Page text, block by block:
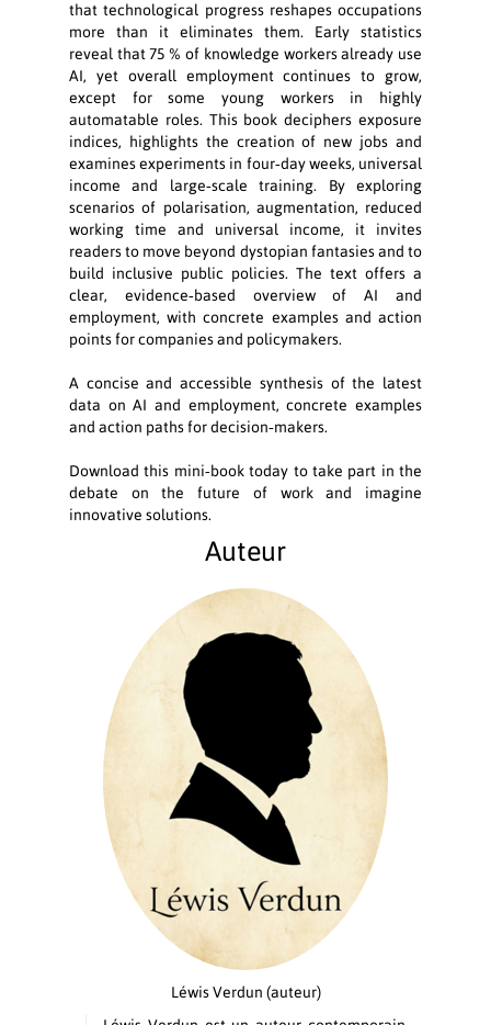
that technological progress reshapes occupations
more than it eliminates them. Early statistics
reveal that 75 % of knowledge workers already use
AI, yet overall employment continues to grow,
except for some young workers in highly
automatable roles. This book deciphers exposure
indices, highlights the creation of new jobs and
examines experiments in four‑day weeks, universal
income and large‑scale training. By exploring
scenarios of polarisation, augmentation, reduced
working time and universal income, it invites
readers to move beyond dystopian fantasies and to
build inclusive public policies. The text offers a
clear, evidence‑based overview of AI and
employment, with concrete examples and action
points for companies and policymakers.
A concise and accessible synthesis of the latest
data on AI and employment, concrete examples
and action paths for decision‑makers.
Download this mini‑book today to take part in the
debate on the future of work and imagine
innovative solutions.
Auteur
Léwis Verdun (auteur)